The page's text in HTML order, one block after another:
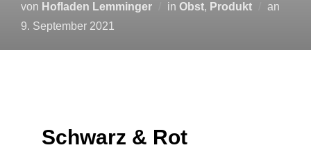
von Hofladen Lemminger in Obst, Produkt an
9. September 2021
Schwarz & Rot